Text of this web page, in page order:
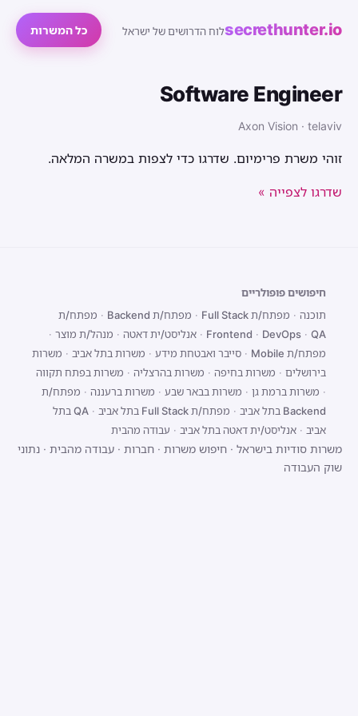
secrethunter.ioלוח הדרושים של ישראל כל המשרות
Software Engineer
Axon Vision · telaviv
זוהי משרת פרימיום. שדרגו כדי לצפות במשרה המלאה.
שדרגו לצפייה »
חיפושים פופולריים
תוכנה · מפתח/ת Full Stack · מפתח/ת Backend · מפתח/ת
Frontend · DevOps · QA
· אנליסט/ית דאטה · מנהל/ת מוצר ·
מפתח/ת Mobile
· סייבר ואבטחת מידע · משרות בתל אביב · משרות
בירושלים · משרות בחיפה · משרות בהרצליה · משרות בפתח תקווה
· משרות ברמת גן · משרות בבאר שבע · משרות ברעננה · מפתח/ת
Backend בתל אביב
· מפתח/ת Full Stack בתל אביב ·
QA בתל
אביב · אנליסט/ית דאטה בתל אביב · עבודה מהבית
משרות סודיות בישראל · חיפוש משרות · חברות · עבודה מהבית · נתוני
שוק העבודה